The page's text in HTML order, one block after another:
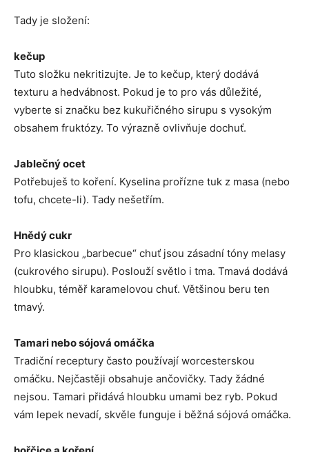
Tady je složení:
kečup
Tuto složku nekritizujte. Je to kečup, který dodává
texturu a hedvábnost. Pokud je to pro vás důležité,
vyberte si značku bez kukuřičného sirupu s vysokým
obsahem fruktózy. To výrazně ovlivňuje dochuť.
Jablečný ocet
Potřebuješ to koření. Kyselina prořízne tuk z masa (nebo
tofu, chcete-li). Tady nešetřím.
Hnědý cukr
Pro klasickou „barbecue“ chuť jsou zásadní tóny melasy
(cukrového sirupu). Poslouží světlo i tma. Tmavá dodává
hloubku, téměř karamelovou chuť. Většinou beru ten
tmavý.
Tamari nebo sójová omáčka
Tradiční receptury často používají worcesterskou
omáčku. Nejčastěji obsahuje ančovičky. Tady žádné
nejsou. Tamari přidává hloubku umami bez ryb. Pokud
vám lepek nevadí, skvěle funguje i běžná sójová omáčka.